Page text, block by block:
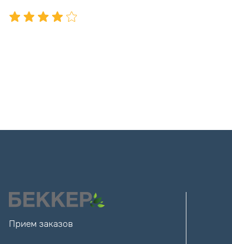
Прием заказов